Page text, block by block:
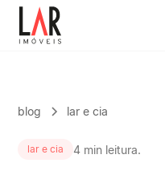
blog lar e cia
lar e cia 4 min leitura.